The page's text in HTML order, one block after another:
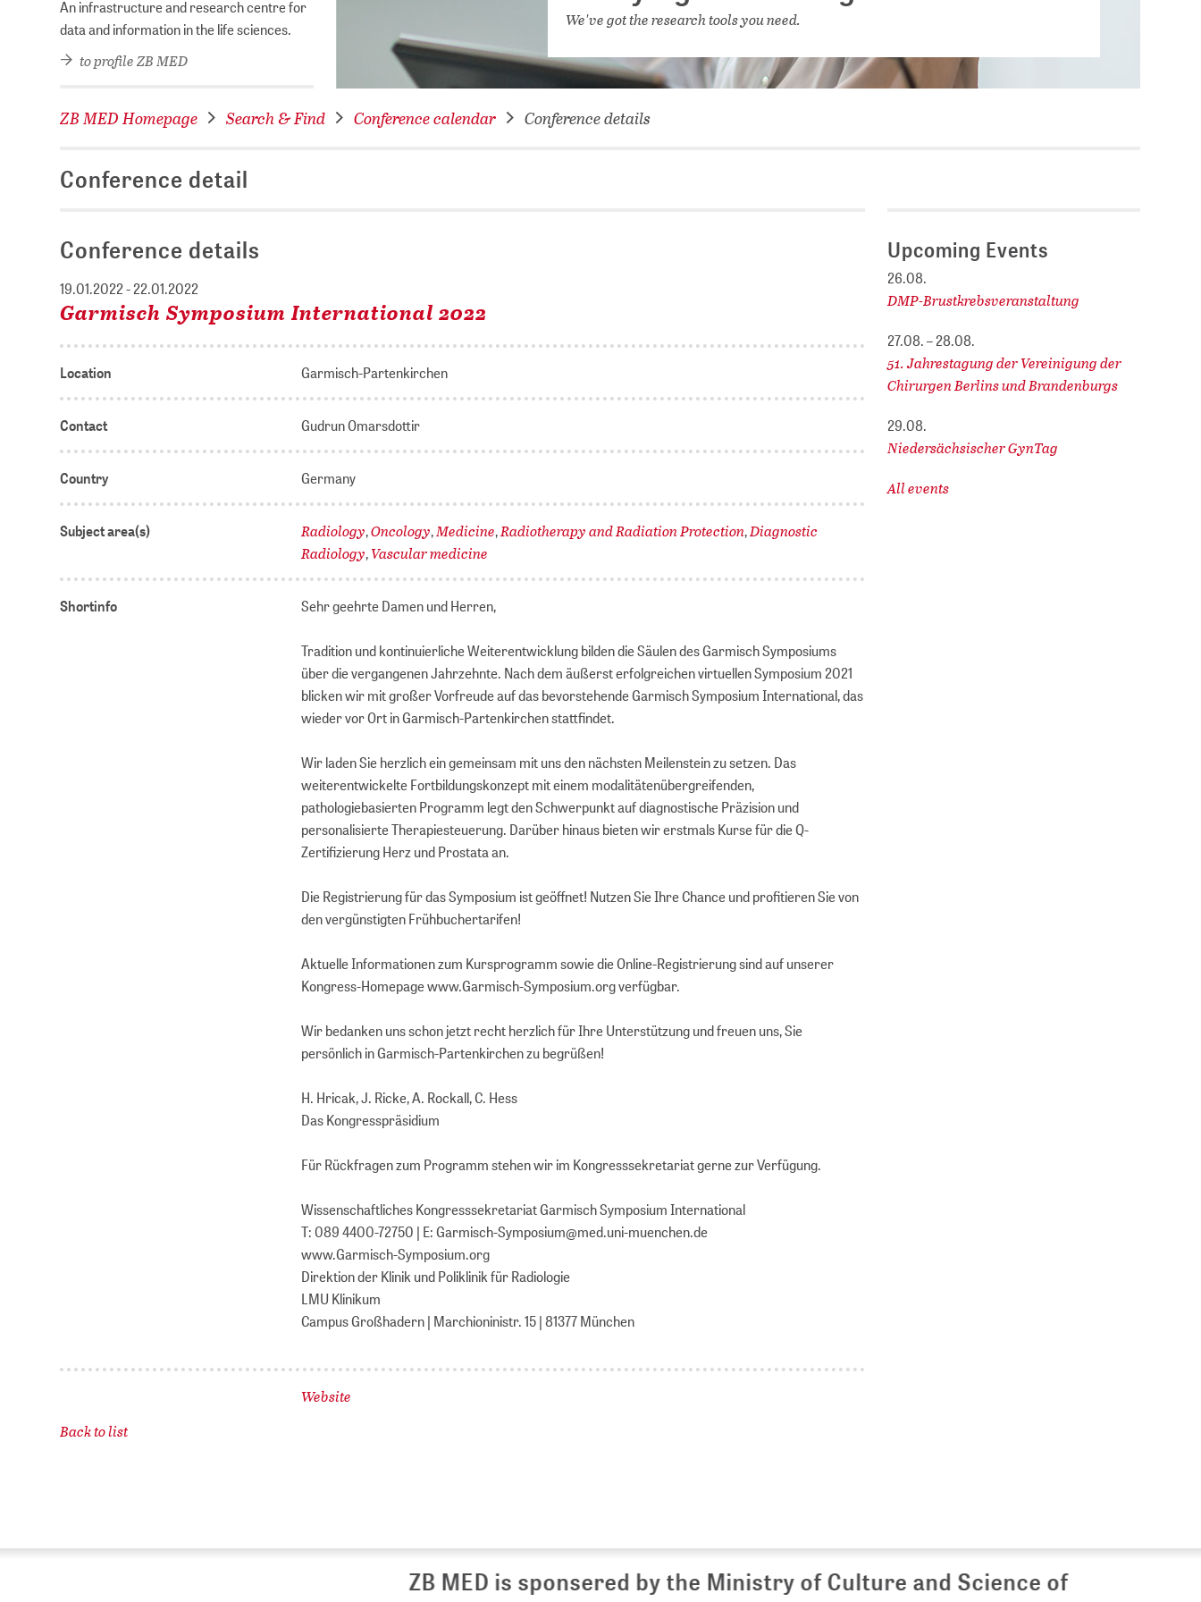
NETWORKING FOR YOU
DATABASES (DBIS)
DIGITAL COLLECTIONS
ZB MED
An infrastructure and research centre for
data and information in the life sciences.
to profile ZB MED
We've got the research tools you need.
ZB MED Homepage Search & Find Conference calendar Conference details
Conference detail
Conference details
19.01.2022 - 22.01.2022
Garmisch Symposium International 2022
Location Garmisch-Partenkirchen
Contact Gudrun Omarsdottir
Country Germany
Subject area(s) Radiology,Oncology,Medicine,Radiotherapy and Radiation Protection,Diagnostic
Radiology,Vascular medicine
Shortinfo Sehr geehrte Damen und Herren,
Tradition und kontinuierliche Weiterentwicklung bilden die Säulen des Garmisch Symposiums
über die vergangenen Jahrzehnte. Nach dem äußerst erfolgreichen virtuellen Symposium 2021
blicken wir mit großer Vorfreude auf das bevorstehende Garmisch Symposium International, das
wieder vor Ort in Garmisch-Partenkirchen stattfindet.
Wir laden Sie herzlich ein gemeinsam mit uns den nächsten Meilenstein zu setzen. Das
weiterentwickelte Fortbildungskonzept mit einem modalitätenübergreifenden,
pathologiebasierten Programm legt den Schwerpunkt auf diagnostische Präzision und
personalisierte Therapiesteuerung. Darüber hinaus bieten wir erstmals Kurse für die Q-
Zertifizierung Herz und Prostata an.
Die Registrierung für das Symposium ist geöffnet! Nutzen Sie Ihre Chance und profitieren Sie von
den vergünstigten Frühbuchertarifen!
Aktuelle Informationen zum Kursprogramm sowie die Online-Registrierung sind auf unserer
Kongress-Homepage www.Garmisch-Symposium.org verfügbar.
Wir bedanken uns schon jetzt recht herzlich für Ihre Unterstützung und freuen uns, Sie
persönlich in Garmisch-Partenkirchen zu begrüßen!
H. Hricak, J. Ricke, A. Rockall, C. Hess
Das Kongresspräsidium
Für Rückfragen zum Programm stehen wir im Kongresssekretariat gerne zur Verfügung.
Wissenschaftliches Kongresssekretariat Garmisch Symposium International
T: 089 4400-72750 | E: Garmisch-Symposium@med.uni-muenchen.de
www.Garmisch-Symposium.org
Direktion der Klinik und Poliklinik für Radiologie
LMU Klinikum
Campus Großhadern | Marchioninistr. 15 | 81377 München
Website
Back to list
Upcoming Events
26.08.
DMP-Brustkrebsveranstaltung
27.08. – 28.08.
51. Jahrestagung der Vereinigung der
Chirurgen Berlins und Brandenburgs
29.08.
Niedersächsischer GynTag
All events
ZB MED is sponsered by the Ministry of Culture and Science of